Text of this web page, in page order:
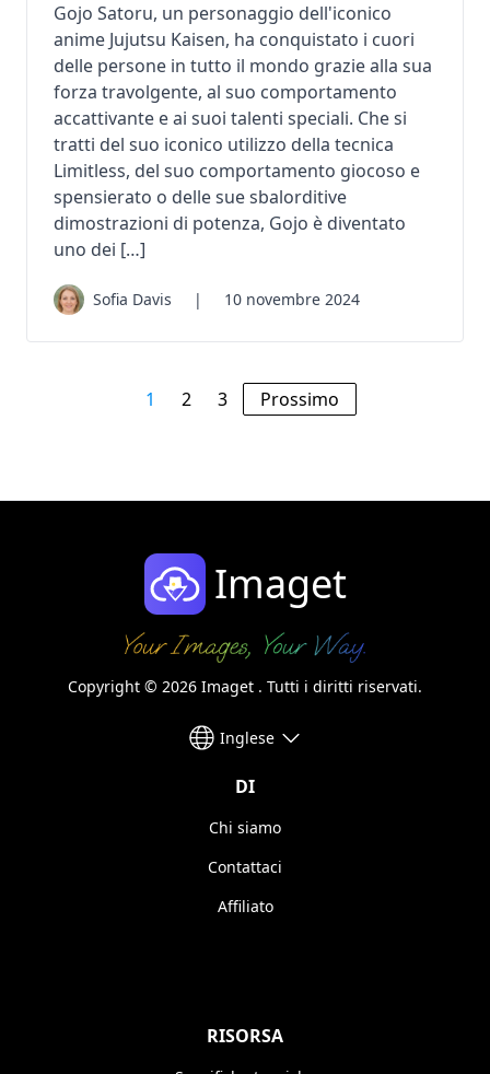
Gojo Satoru, un personaggio dell'iconico
anime Jujutsu Kaisen, ha conquistato i cuori
delle persone in tutto il mondo grazie alla sua
forza travolgente, al suo comportamento
accattivante e ai suoi talenti speciali. Che si
tratti del suo iconico utilizzo della tecnica
Limitless, del suo comportamento giocoso e
spensierato o delle sue sbalorditive
dimostrazioni di potenza, Gojo è diventato
uno dei […]
Sofia Davis | 10 novembre 2024
1 2 3 Prossimo
Imaget
Copyright © 2026 Imaget . Tutti i diritti riservati.
Inglese
DI
Chi siamo
Contattaci
Affiliato
RISORSA